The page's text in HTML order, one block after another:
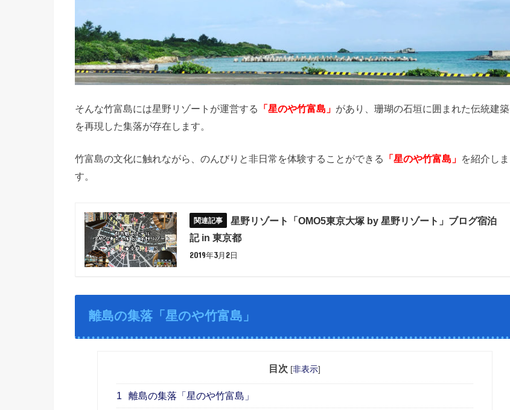
そんな竹富島には星野リゾートが運営する 「星のや竹富島」 があり、珊瑚の石垣に囲まれた伝統建築
を再現した集落が存在します。
竹富島の文化に触れながら、のんびりと非日常を体験することができる 「星のや竹富島」 を紹介しま
す。
星野リゾート「OMO5東京大塚 by 星野リゾート」ブログ宿泊
記 in 東京都
2019年3月2日
離島の集落「星のや竹富島」
目次 [非表示]
1 離島の集落「星のや竹富島」